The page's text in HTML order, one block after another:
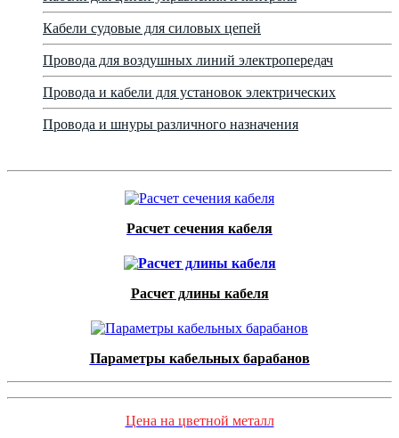
Кабели судовые для силовых цепей
Провода для воздушных линий электропередач
Провода и кабели для установок электрических
Провода и шнуры различного назначения
Расчет сечения кабеля
Расчет длины кабеля
Параметры кабельных барабанов
Цена на цветной металл